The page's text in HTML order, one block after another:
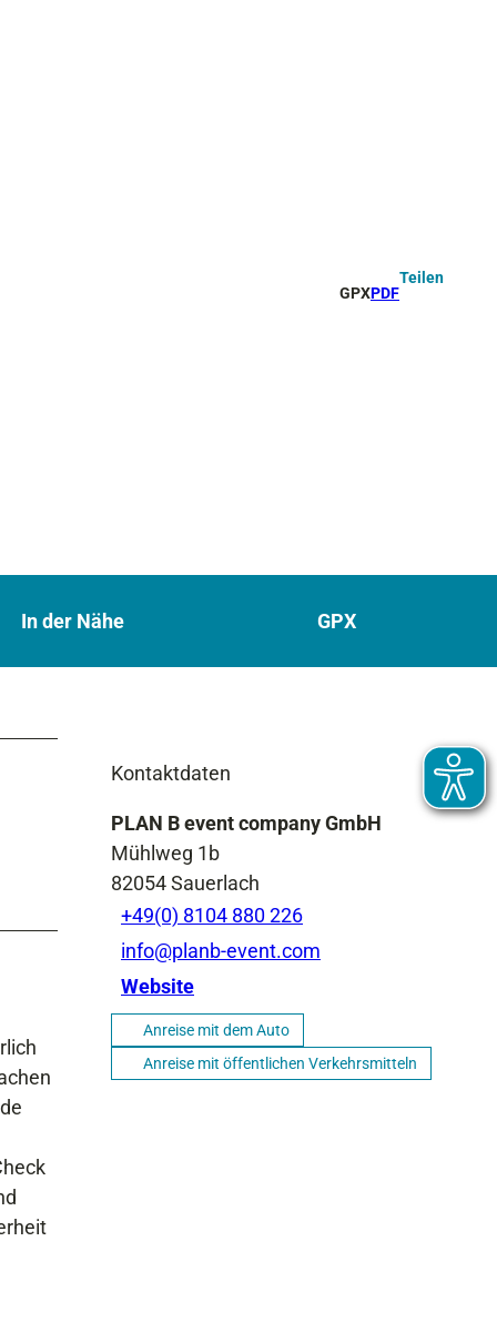
GPXPDF
Teilen
In der Nähe GPX
Kontaktdaten
PLAN B event company GmbH
Mühlweg 1b
82054Sauerlach
+49(0) 8104 880 226
info@planb-event.com
Website
Anreise mit dem Auto
Anreise mit öffentlichen Verkehrsmitteln